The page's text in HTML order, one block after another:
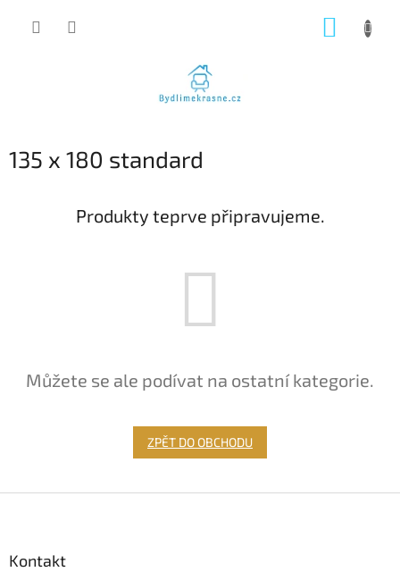
135 x 180 standard
Produkty teprve připravujeme.
Můžete se ale podívat na ostatní kategorie.
ZPĚT DO OBCHODU
Kontakt